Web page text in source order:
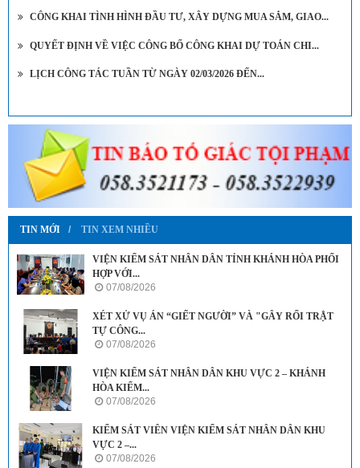
CÔNG KHAI TÌNH HÌNH ĐẦU TƯ, XÂY DỰNG MUA SẮM, GIAO...
QUYẾT ĐỊNH VỀ VIỆC CÔNG BỐ CÔNG KHAI DỰ TOÁN CHI...
LỊCH CÔNG TÁC TUẦN TỪ NGÀY 02/03/2026 ĐẾN...
TIN MỚI TIN XEM NHIỀU
VIỆN KIỂM SÁT NHÂN DÂN TỈNH KHÁNH HÒA PHỐI
HỢP VỚI...
07/08/2026
XÉT XỬ VỤ ÁN “GIẾT NGƯỜI” VÀ "GÂY RỐI TRẬT
TỰ CÔNG...
07/08/2026
VIỆN KIỂM SÁT NHÂN DÂN KHU VỰC 2 – KHÁNH
HÒA KIỂM...
07/08/2026
KIỂM SÁT VIÊN VIỆN KIỂM SÁT NHÂN DÂN KHU
VỰC 2 –...
07/08/2026